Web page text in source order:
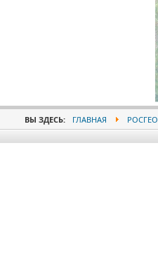
ВЫ ЗДЕСЬ: ГЛАВНАЯ РОСГЕО